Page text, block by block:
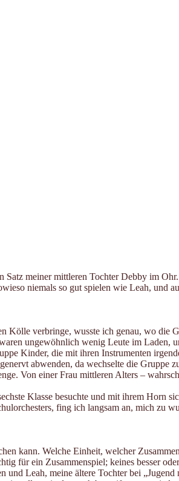
meiner mittleren Tochter Debby im
niemals so gut spielen wie Leah, und
verbringe, wusste ich genau, wo die
ungewöhnlich wenig Leute im
Kinder, die mit ihren Instrumenten
abwenden, da wechselte die Gruppe
Von einer Frau mittleren Alters –
Klasse besuchte und mit ihrem Horn
fing ich langsam an, mich zu
kann. Welche Einheit, welcher
für ein Zusammenspiel; keines besser
und Leah, meine ältere Tochter bei